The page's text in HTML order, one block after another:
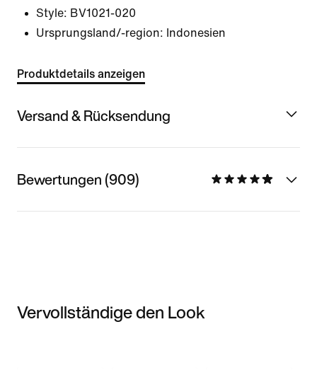
Style: BV1021-020
Ursprungsland/-region: Indonesien
Produktdetails anzeigen
Versand & Rücksendung
Bewertungen (909)
Vervollständige den Look